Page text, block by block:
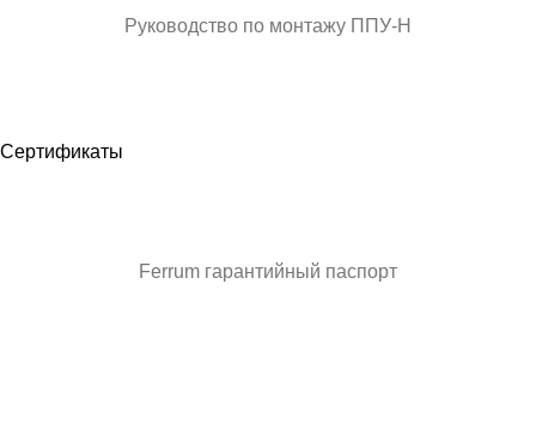
Руководство по монтажу ППУ-Н
Сертификаты
Ferrum гарантийный паспорт